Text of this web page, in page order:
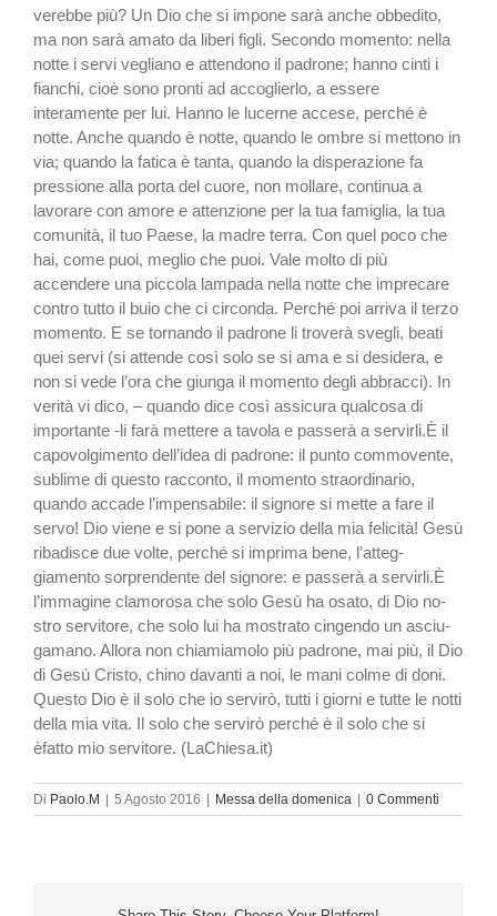
verebbe più? Un Dio che si im­pone sarà anche obbedito,
ma non sarà amato da liberi figli. Secondo momento: nella
not­te i servi vegliano e attendono il padrone; hanno cinti i
fian­chi, cioè sono pronti ad acco­glierlo, a essere
interamente per lui. Hanno le lucerne ac­cese, perché è
notte. Anche quando è notte, quando le ombre si mettono in
via; quando la fatica è tanta, quan­do la disperazione fa
pressio­ne alla porta del cuore, non mollare, continua a
lavorare con amore e attenzione per la tua famiglia, la tua
comunità, il tuo Paese, la madre terra. Con quel poco che
hai, come puoi, meglio che puoi. Vale molto di più
accendere una piccola lampada nella notte che imprecare
contro tutto il buio che ci circonda. Perché poi arriva il terzo
mo­mento. E se tornando il pa­drone li troverà svegli, beati
quei servi (si attende così so­lo se si ama e si desidera, e
non si vede l’ora che giunga il mo­mento degli abbracci). In
ve­rità vi dico, – quando dice co­sì assicura qualcosa di
impor­tante -li farà mettere a tavola e passerà a servirli.È il
capo­volgimento dell’idea di pa­drone: il punto commovente,
sublime di questo racconto, il momento straordinario,
quando accade l’impensabi­le: il signore si mette a fare il
servo! Dio viene e si pone a servizio della mia felicità! Gesù
ribadisce due volte, per­ché si imprima bene, l’atteg­
giamento sorprendente del si­gnore: e passerà a servirli.È
l’immagine clamorosa che so­lo Gesù ha osato, di Dio no­
stro servitore, che solo lui ha mostrato cingendo un asciu­
gamano. Allora non chiamia­molo più padrone, mai più, il Dio
di Gesù Cristo, chino da­vanti a noi, le mani colme di doni.
Questo Dio è il solo che io ser­virò, tutti i giorni e tutte le not­ti
della mia vita. Il solo che ser­virò perché è il solo che si
èfatto mio servitore. (LaChiesa.it)
Di Paolo.M 5 Agosto 2016 Messa della domenica 0 Commenti